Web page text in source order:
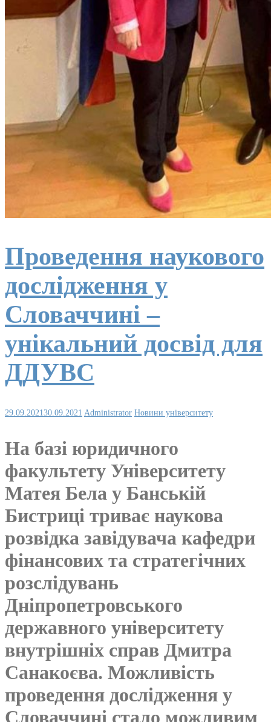
Проведення наукового
дослідження у
Словаччині –
унікальний досвід для
ДДУВС
29.09.2021 30.09.2021 Administrator Новини університету
На базі юридичного
факультету Університету
Матея Бела у Банській
Бистриці триває наукова
розвідка завідувача кафедри
фінансових та стратегічних
розслідувань
Дніпропетровського
державного університету
внутрішніх справ Дмитра
Санакоєва. Можливість
проведення дослідження у
Словаччині стало можливим